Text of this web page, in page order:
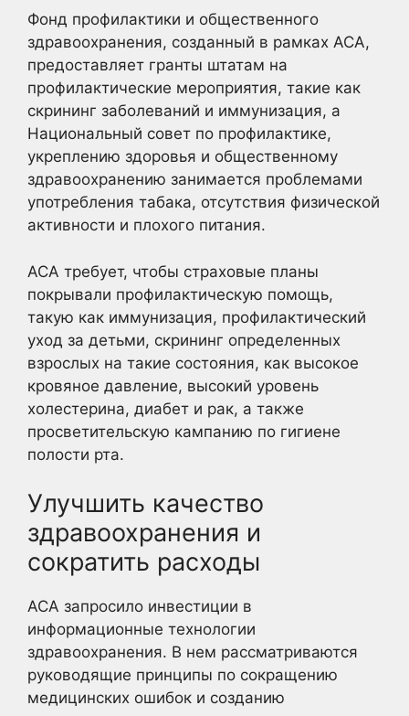
Фонд профилактики и общественного
здравоохранения, созданный в рамках ACA,
предоставляет гранты штатам на
профилактические мероприятия, такие как
скрининг заболеваний и иммунизация, а
Национальный совет по профилактике,
укреплению здоровья и общественному
здравоохранению занимается проблемами
употребления табака, отсутствия физической
активности и плохого питания.
ACA требует, чтобы страховые планы
покрывали профилактическую помощь,
такую как иммунизация, профилактический
уход за детьми, скрининг определенных
взрослых на такие состояния, как высокое
кровяное давление, высокий уровень
холестерина, диабет и рак, а также
просветительскую кампанию по гигиене
полости рта.
Улучшить качество
здравоохранения и
сократить расходы
ACA запросило инвестиции в
информационные технологии
здравоохранения. В нем рассматриваются
руководящие принципы по сокращению
медицинских ошибок и созданию